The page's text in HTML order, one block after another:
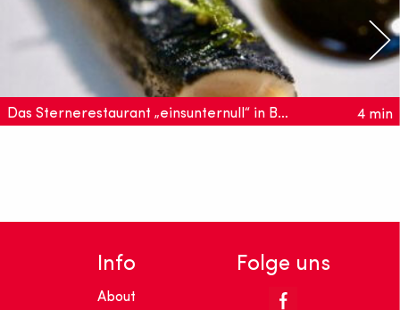
Das Sternerestaurant „einsunternull“ in Berlin
4 min
Info
About
Folge uns